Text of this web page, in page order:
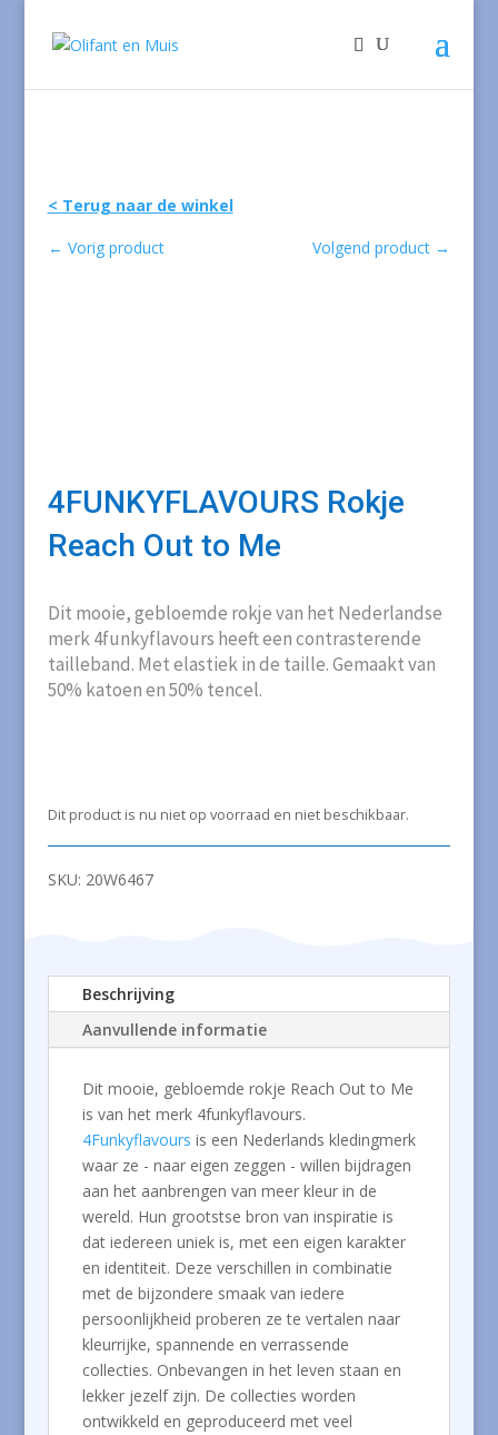
< Terug naar de winkel
← Vorig product Volgend product →
4FUNKYFLAVOURS Rokje
Reach Out to Me
Dit mooie, gebloemde rokje van het Nederlandse
merk 4funkyflavours heeft een contrasterende
tailleband. Met elastiek in de taille. Gemaakt van
50% katoen en 50% tencel.
Dit product is nu niet op voorraad en niet beschikbaar.
SKU: 20W6467
Beschrijving
Aanvullende informatie
Dit mooie, gebloemde rokje Reach Out to Me
is van het merk 4funkyflavours.
4Funkyflavours is een Nederlands kledingmerk
waar ze - naar eigen zeggen - willen bijdragen
aan het aanbrengen van meer kleur in de
wereld. Hun grootstse bron van inspiratie is
dat iedereen uniek is, met een eigen karakter
en identiteit. Deze verschillen in combinatie
met de bijzondere smaak van iedere
persoonlijkheid proberen ze te vertalen naar
kleurrijke, spannende en verrassende
collecties. Onbevangen in het leven staan en
lekker jezelf zijn. De collecties worden
ontwikkeld en geproduceerd met veel